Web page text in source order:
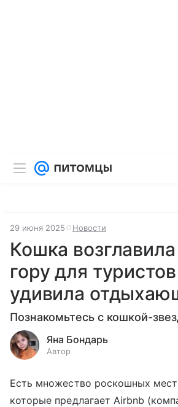
29 июня 2025 Новости
Кошка
гору для
удивила
Познакомьтесь с кошкой-
Яна Бондарь
Автор
Есть множество роскошных
которые предлагает Airbnb